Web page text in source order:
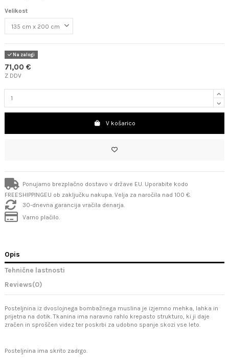
Velikost
Na zalogi
71,00 €
Z DDV
V košarico
Ponujamo brezplačno dostavo v države EU. Uporabite kodo
FREESHIPPINGEU ob zaključku nakupa. Velja za naročila nad 100 €.
30-dnevna garancija vračila denarja.
Varno plačilo.
Opis
Tehnične lastnosti
Reviews(0)
Posteljnina iz dvoslojnega bombažnega muslina je izjemno mehka, lahka in
prijetna na dotik. Tkanina ima naravno rahlo krepasto strukturo, ki ji daje
zračen in sproščen videz ter poskrbi za udobno spanje skozi vse leto.
Posteljnina ima skrito zadrgo.